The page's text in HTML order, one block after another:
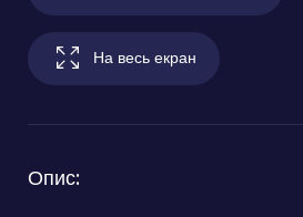
На весь екран
Опис: